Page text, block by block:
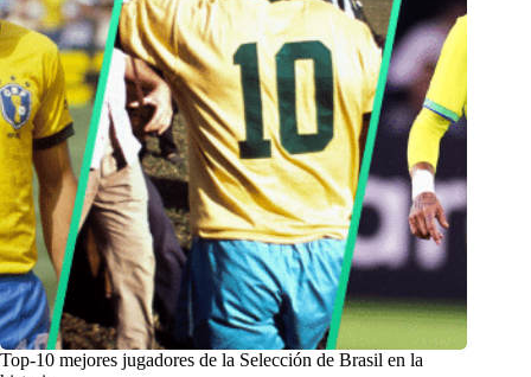
Top-10 mejores jugadores de la Selección de Brasil en la